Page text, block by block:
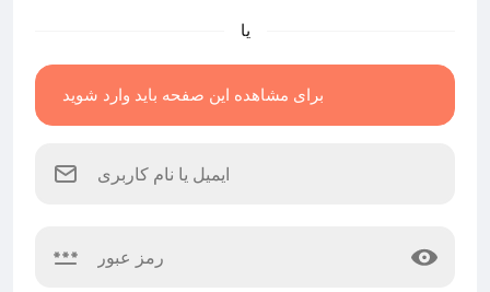
یا
برای مشاهده این صفحه باید وارد شوید